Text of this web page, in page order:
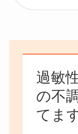
過敏
の不
てま